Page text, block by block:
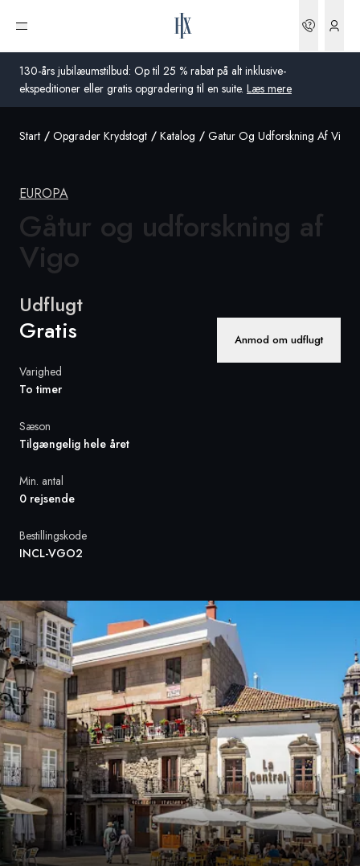
130-års jubilæumstilbud: Op til 25 % rabat på alt inklusive-
ekspeditioner eller gratis opgradering til en suite. Læs mere
Åbn menu
Global
Start Opgrader Krydstogt Katalog Gatur Og Udforskning Af Vigo
EUROPA
Gåtur og udforskning af
Vigo
Udflugt
Gratis Anmod om udflugt
Varighed
To timer
Sæson
Tilgængelig hele året
Min. antal
0 rejsende
Bestillingskode
INCL-VGO2